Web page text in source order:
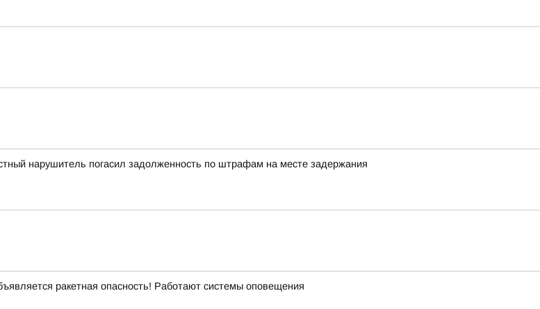
нарушитель погасил задолженность по штрафам на месте задержания
ракетная опасность! Работают системы оповещения